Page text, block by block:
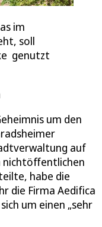
im
soll
genutzt
um den
auf
nichtöffentlichen
habe die
die Firma Aedifica
um einen „sehr